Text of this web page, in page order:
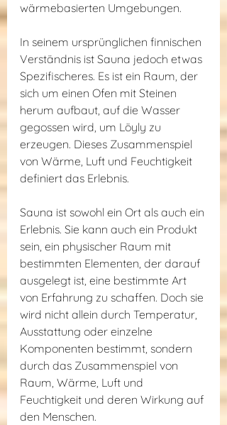
wärmebasierten Umgebungen.
In seinem ursprünglichen finnischen
Verständnis ist Sauna jedoch etwas
Spezifischeres. Es ist ein Raum, der
sich um einen Ofen mit Steinen
herum aufbaut, auf die Wasser
gegossen wird, um Löyly zu
erzeugen. Dieses Zusammenspiel
von Wärme, Luft und Feuchtigkeit
definiert das Erlebnis.
Sauna ist sowohl ein Ort als auch ein
Erlebnis. Sie kann auch ein Produkt
sein, ein physischer Raum mit
bestimmten Elementen, der darauf
ausgelegt ist, eine bestimmte Art
von Erfahrung zu schaffen. Doch sie
wird nicht allein durch Temperatur,
Ausstattung oder einzelne
Komponenten bestimmt, sondern
durch das Zusammenspiel von
Raum, Wärme, Luft und
Feuchtigkeit und deren Wirkung auf
den Menschen.